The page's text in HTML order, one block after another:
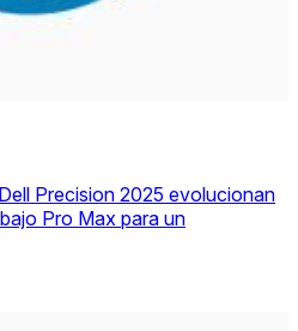
Precision 2025 evolucionan
Pro Max para un